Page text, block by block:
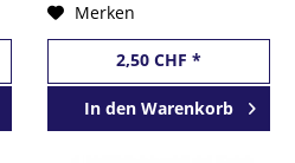
Merken
2,50 CHF *
In den Warenkorb